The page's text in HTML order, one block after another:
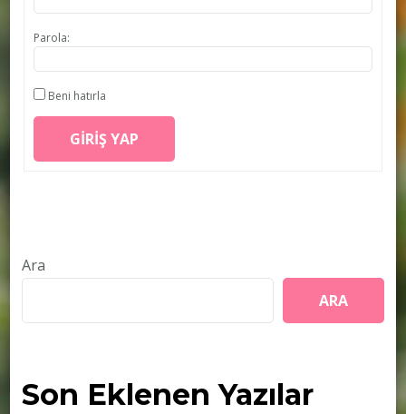
Parola:
Beni hatırla
GIRIŞ YAP
Ara
ARA
Son Eklenen Yazılar